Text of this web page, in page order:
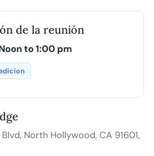
de la reunión
to 1:00 pm
North Hollywood, CA 91601,